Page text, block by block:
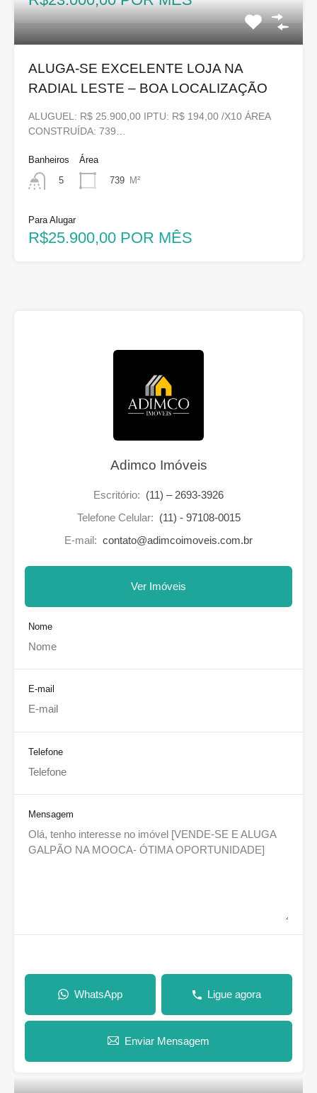
ALUGA-SE EXCELENTE LOJA NA
RADIAL LESTE – BOA LOCALIZAÇÃO
ALUGUEL: R$ 25.900,00 IPTU: R$ 194,00 /X10 ÁREA
CONSTRUÍDA: 739…
Banheiros
5
Área
739 M²
Para Alugar
R$25.900,00 POR MÊS
Adimco Imóveis
Escritório: (11) – 2693-3926
Telefone Celular: (11) - 97108-0015
E-mail: contato@adimcoimoveis.com.br
Ver Imóveis
Nome
E-mail
Telefone
Mensagem
WhatsApp Ligue agora
Enviar Mensagem